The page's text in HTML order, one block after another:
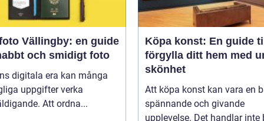
Vällingby: en guide
och smidigt foto
digitala era kan många
uppgifter verka
Att ordna...
Köpa konst: En guide
förgylla ditt hem med
skönhet
Att köpa konst kan vara en
spännande och givande
upplevelse. Det handlar inte